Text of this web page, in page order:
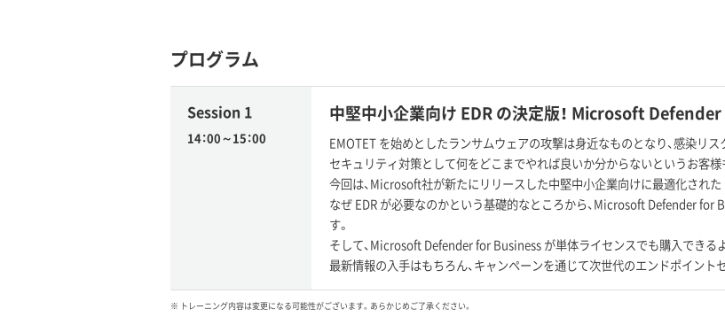
プログラム
Session 1
14：00～15：00
中堅中小企業向け EDR の決定版！ Microsoft
EMOTET を始めとしたランサムウェアの攻撃は身近なものとなり、感染リ
セキュリティ対策として何をどこまでやれば良いか分からないというお客
今回は、Microsoft社が新たにリリースした中堅中小企業向けに最適化された
なぜ EDR が必要なのかという基礎的なところから、Microsoft Defender for
す。
そして、Microsoft Defender for Business が単体ライセンスでも購入できる
最新情報の入手はもちろん、キャンペーンを通じて次世代のエンドポイント
※ トレーニング内容は変更になる可能性がございます。あらかじめご了承ください。